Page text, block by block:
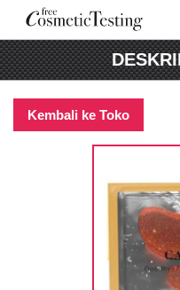
Kembali ke Toko